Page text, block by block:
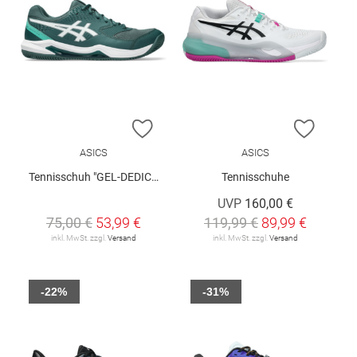
ZUR WUNSCHLISTE HINZUFÜGEN
ASICS
Tennisschuh "GEL-DEDICATE 8 CLAY"
75,00 € 53,99 €
inkl. MwSt. zzgl. Versand
ZUR
ASICS
Tennisschuhe
UVP 160,00 €
119,99 € 89,99 €
inkl. MwSt. zzgl. Versand
-22% -31%